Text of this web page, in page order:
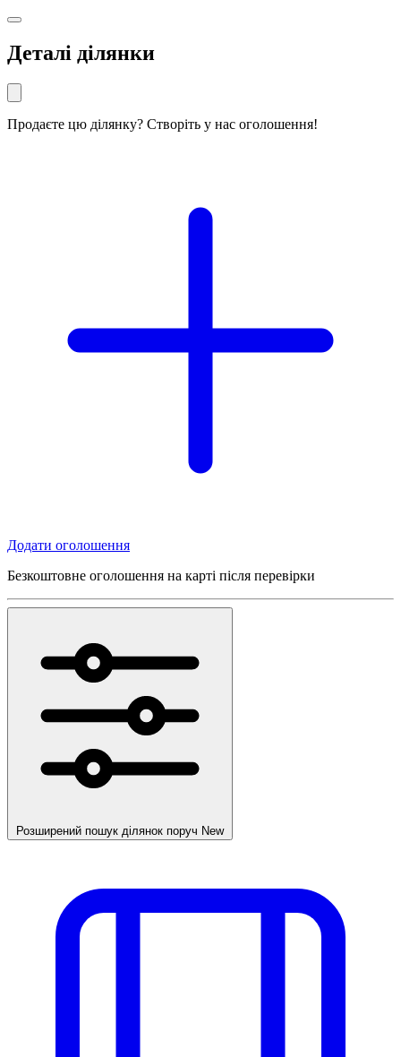
Деталі ділянки
Продаєте цю ділянку? Створіть у нас оголошення!
Додати оголошення
Безкоштовне оголошення на карті після перевірки
Розширений пошук ділянок поруч New